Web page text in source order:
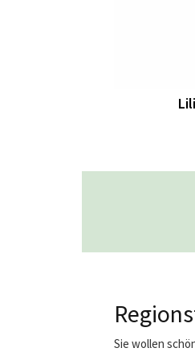
Sie wollen